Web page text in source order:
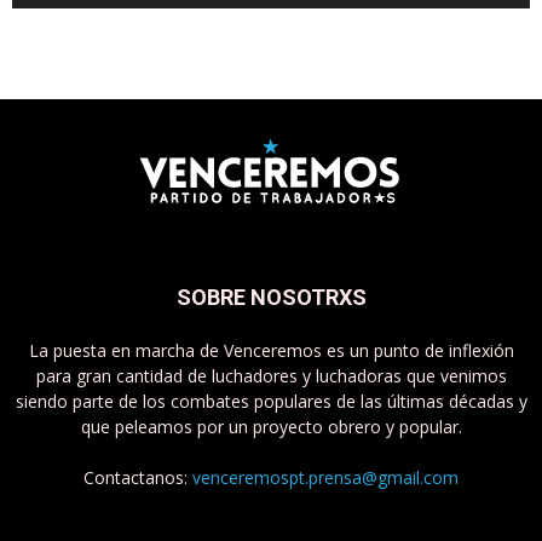
SOBRE NOSOTRXS
La puesta en marcha de Venceremos es un punto de inflexión
para gran cantidad de luchadores y luchadoras que venimos
siendo parte de los combates populares de las últimas décadas y
que peleamos por un proyecto obrero y popular.
Contactanos: venceremospt.prensa@gmail.com